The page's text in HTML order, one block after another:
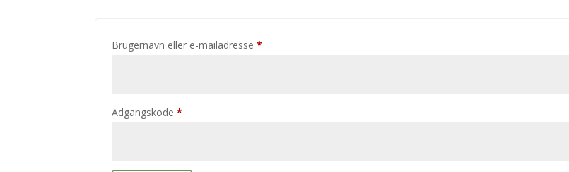
Brugernavn eller e-mailadresse*
Adgangskode*